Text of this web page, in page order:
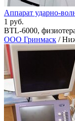
Аппарат ударно-
1 руб.
BTL-6000,
ООО Гринмаск /